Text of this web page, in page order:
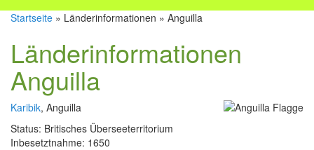
Startseite » Länderinformationen » Anguilla
Länderinformationen
Anguilla
Karibik, Anguilla
Status: Britisches Überseeterritorium
Inbesetztnahme: 1650